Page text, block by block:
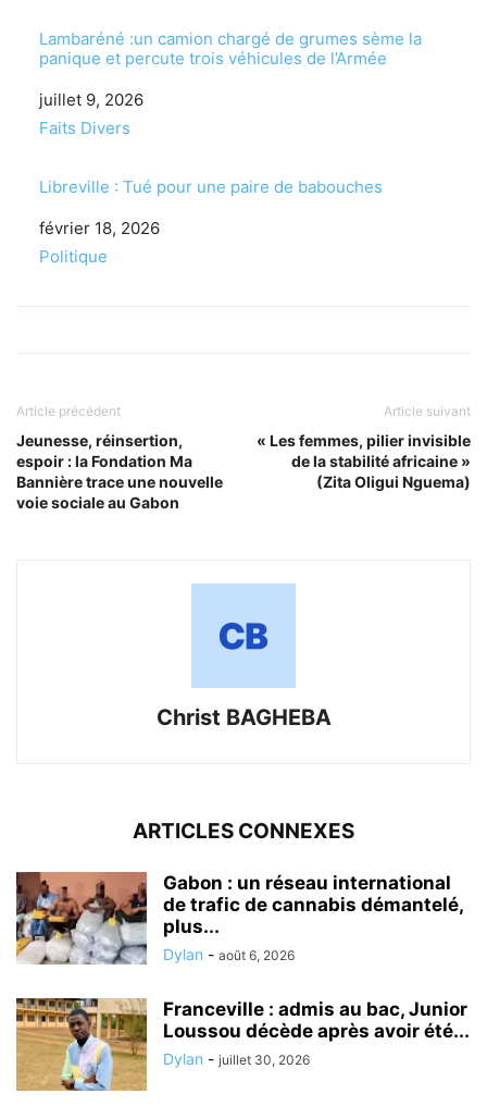
Lambaréné :un camion chargé de grumes sème la
panique et percute trois véhicules de l’Armée
Date
juillet 9, 2026
Par rapport à
Faits Divers
Libreville : Tué pour une paire de babouches
Date
février 18, 2026
Par rapport à
Politique
Article précédent
Jeunesse, réinsertion,
espoir : la Fondation Ma
Bannière trace une nouvelle
voie sociale au Gabon
Article suivant
« Les femmes, pilier invisible
de la stabilité africaine »
(Zita Oligui Nguema)
Christ BAGHEBA
ARTICLES CONNEXES
Gabon : un réseau international
de trafic de cannabis démantelé,
plus...
Dylan - août 6, 2026
Franceville : admis au bac, Junior
Loussou décède après avoir été...
Dylan - juillet 30, 2026